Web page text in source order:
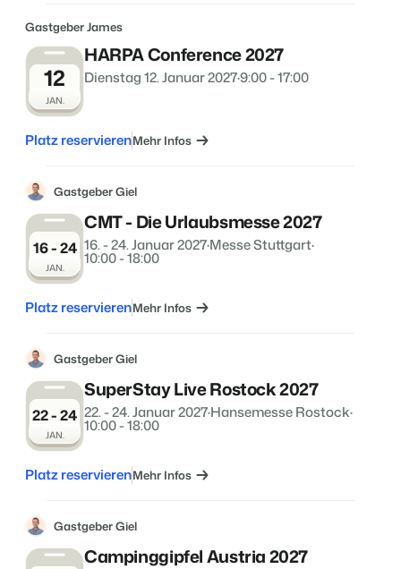
Gastgeber James
12
JAN.
HARPA Conference 2027
Dienstag 12. Januar 2027·9:00 - 17:00
Platz reservierenMehr Infos
Gastgeber Giel
16 - 24
JAN.
CMT - Die Urlaubsmesse 2027
16. - 24. Januar 2027·Messe Stuttgart·
10:00 - 18:00
Platz reservierenMehr Infos
Gastgeber Giel
22 - 24
JAN.
SuperStay Live Rostock 2027
22. - 24. Januar 2027·Hansemesse Rostock·
10:00 - 18:00
Platz reservierenMehr Infos
Gastgeber Giel
Campinggipfel Austria 2027